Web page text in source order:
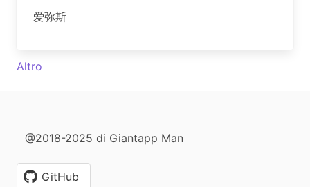
爱弥斯
Altro
@2018-2025 di Giantapp Man
GitHub